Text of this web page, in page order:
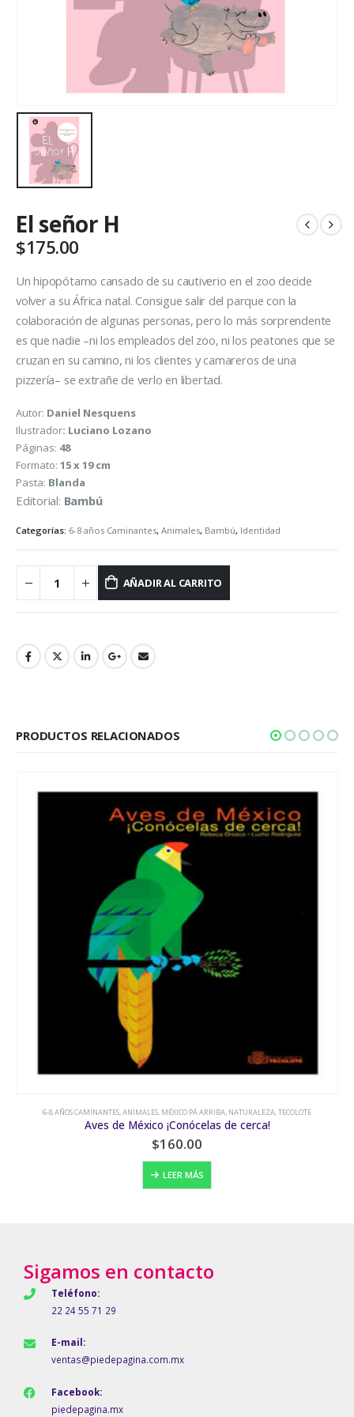
El señor H
$175.00
Un hipopótamo cansado de su cautiverio en el zoo decide
volver a su África natal. Consigue salir del parque con la
colaboración de algunas personas, pero lo más sorprendente
es que nadie –ni los empleados del zoo, ni los peatones que se
cruzan en su camino, ni los clientes y camareros de una
pizzería– se extrañe de verlo en libertad.
Autor: Daniel Nesquens
Ilustrador: Luciano Lozano
Páginas: 48
Formato: 15 x 19 cm
Pasta: Blanda
Editorial: Bambú
Categorías: 6-8 años Caminantes, Animales, Bambú, Identidad
AÑADIR AL CARRITO
PRODUCTOS RELACIONADOS
6-8 AÑOS CAMINANTES,ANIMALES, MÉXICO PÁ ARRIBA, NATURALEZA,TECOLOTE
Aves de México ¡Conócelas de cerca!
$160.00
LEER MÁS
Sigamos en contacto
Teléfono:
22 24 55 71 29
E-mail:
ventas@piedepagina.com.mx
Facebook:
piedepagina.mx